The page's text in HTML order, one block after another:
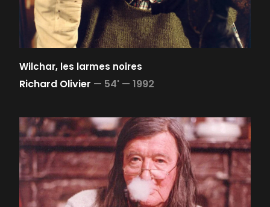
Wilchar, les larmes noires
Richard Olivier — 54' — 1992